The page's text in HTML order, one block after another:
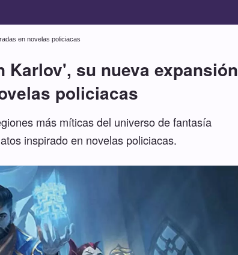
en novelas policiacas
Karlov', su nueva expansión
policiacas
más míticas del universo de fantasía
inspirado en novelas policiacas.